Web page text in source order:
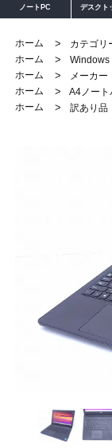
ノートPC デスクト
ホーム > カテゴリ
ホーム
> Windows
ホーム
> メーカー
ホーム
> A4ノート
ホーム
> 訳あり品